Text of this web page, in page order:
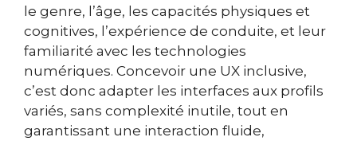
le genre, l’âge, les capacités physiques et
cognitives, l’expérience de conduite, et leur
familiarité avec les technologies
numériques. Concevoir une UX inclusive,
c’est donc adapter les interfaces aux profils
variés, sans complexité inutile, tout en
garantissant une interaction fluide,